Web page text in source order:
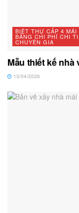
BIỆT THỰ CẤP 4
BẢNG CHI PHÍ CHI
CHUYÊN GIA
Mẫu thiết kế
13/04/2026